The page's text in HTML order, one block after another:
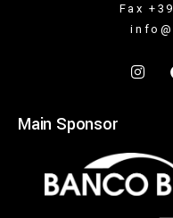
Fax
Main Sponsor